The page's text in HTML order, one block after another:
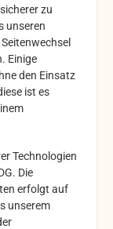
zu
unseren
Einige
den Einsatz
ist es
Technologien
Die
erfolgt auf
unserem